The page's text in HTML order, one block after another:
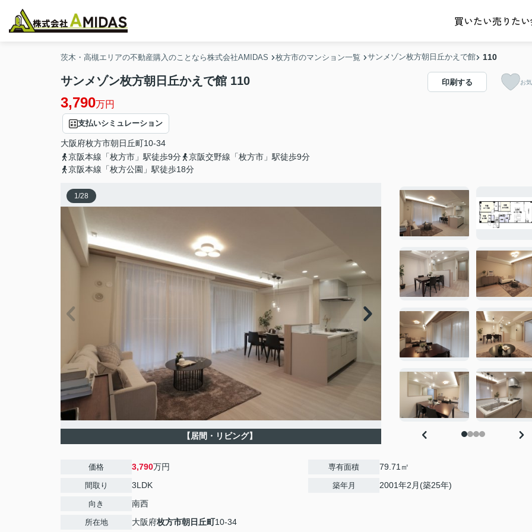
買いたい売りたい
茨木・高槻エリアの不動産購入のことなら株式会社AMIDAS 枚方市のマンション一覧 サンメゾン枚方朝日丘かえで館 110
サンメゾン枚方朝日丘かえで館 110
3,790万円
支払いシミュレーション
大阪府枚方市朝日丘町10-34
京阪本線「枚方市」駅徒歩9分
京阪交野線「枚方市」駅徒歩9分
京阪本線「枚方公園」駅徒歩18分
印刷する お
1/28
【居間・リビング】
価格 3,790万円
間取り 3LDK
向き 南西
所在地 大阪府枚方市朝日丘町10-34
専有面積 79.71㎡
築年月 2001年2月(築25年)